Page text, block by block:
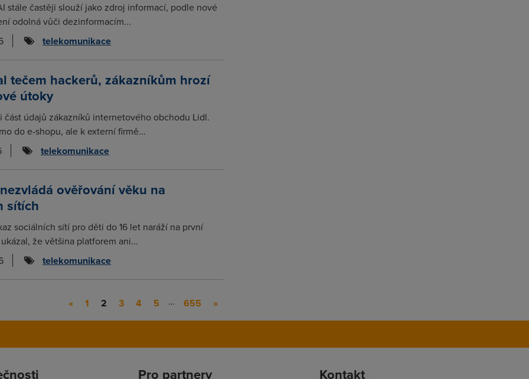
stále častěji slouží jako zdroj informací, podle nové
odolná vůči dezinformacím...
telekomunikace
tečem hackerů, zákazníkům hrozí
útoky
část údajů zákazníků internetového obchodu Lidl.
do e-shopu, ale k externí firmě...
telekomunikace
ověřování věku na
sítích
sociálních sítí pro děti do 16 let naráží na první
že většina platforem ani...
telekomunikace
« 1 2 3 4 5 … 655 »
Pro partnery Kontakt